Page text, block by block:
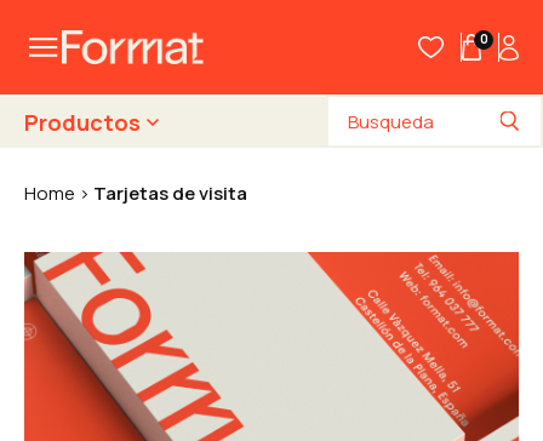
0
Productos
Home Tarjetas de visita